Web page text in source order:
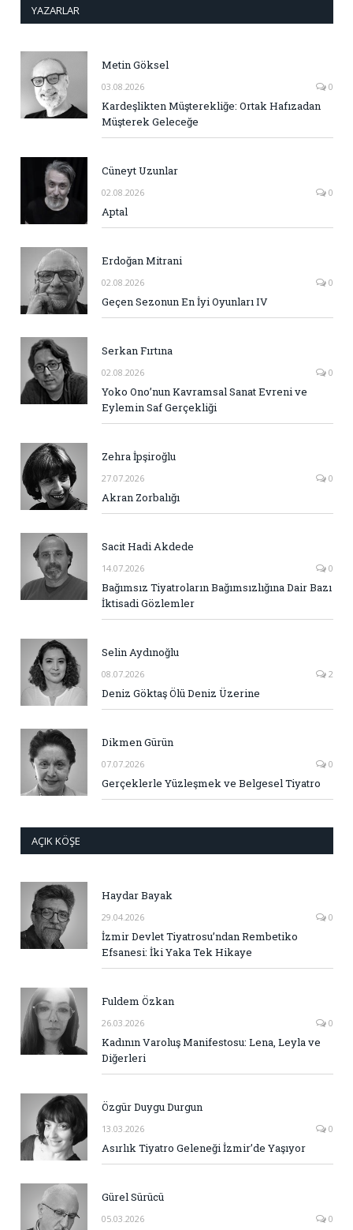
YAZARLAR
Metin Göksel
03.08.2026 0
Kardeşlikten Müşterekliğe: Ortak Hafızadan
Müşterek Geleceğe
Cüneyt Uzunlar
02.08.2026 0
Aptal
Erdoğan Mitrani
02.08.2026 0
Geçen Sezonun En İyi Oyunları IV
Serkan Fırtına
02.08.2026 0
Yoko Ono’nun Kavramsal Sanat Evreni ve
Eylemin Saf Gerçekliği
Zehra İpşiroğlu
27.07.2026 0
Akran Zorbalığı
Sacit Hadi Akdede
14.07.2026 0
Bağımsız Tiyatroların Bağımsızlığına Dair Bazı
İktisadi Gözlemler
Selin Aydınoğlu
08.07.2026 2
Deniz Göktaş Ölü Deniz Üzerine
Dikmen Gürün
07.07.2026 0
Gerçeklerle Yüzleşmek ve Belgesel Tiyatro
AÇIK KÖŞE
Haydar Bayak
29.04.2026 0
İzmir Devlet Tiyatrosu’ndan Rembetiko
Efsanesi: İki Yaka Tek Hikaye
Fuldem Özkan
26.03.2026 0
Kadının Varoluş Manifestosu: Lena, Leyla ve
Diğerleri
Özgür Duygu Durgun
13.03.2026 0
Asırlık Tiyatro Geleneği İzmir’de Yaşıyor
Gürel Sürücü
05.03.2026 0